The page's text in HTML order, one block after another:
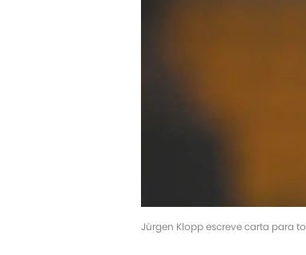
Jürgen Klopp escreve carta para